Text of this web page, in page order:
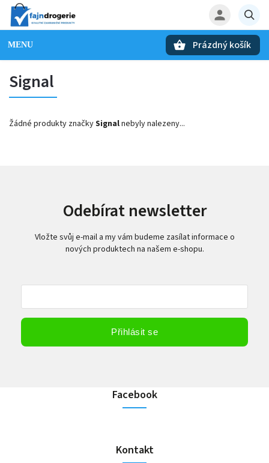
Prázdný košík
Signal
Žádné produkty značkySignalnebyly nalezeny...
Odebírat newsletter
Vložte svůj e-mail a my vám budeme zasílat informace o
nových produktech na našem e-shopu.
Přihlásit se
Facebook
Kontakt